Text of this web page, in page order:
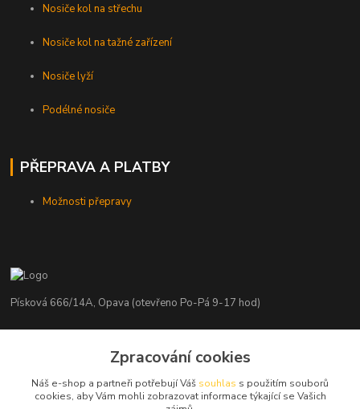
Nosiče kol na střechu
Nosiče kol na tažné zařízení
Nosiče lyží
Podélné nosiče
PŘEPRAVA A PLATBY
Možnosti přepravy
Písková 666/14A, Opava (otevřeno Po-Pá 9-17 hod)
+420 776 839 986
info@nosice.com
Zpracování cookies
Náš e-shop a partneři potřebují Váš souhlas s použitím souborů
cookies, aby Vám mohli zobrazovat informace týkající se Vašich